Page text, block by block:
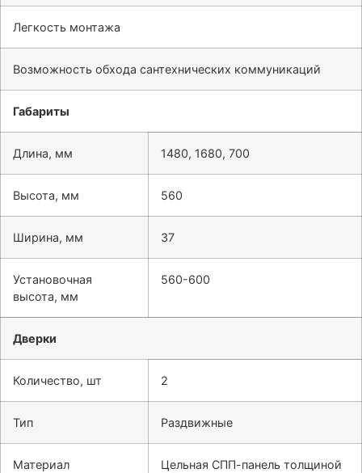
Легкость монтажа
Возможность обхода сантехнических коммуникаций
Габариты
Длина, мм 1480, 1680, 700
Высота, мм 560
Ширина, мм 37
Установочная
высота, мм
560-600
Дверки
Количество, шт 2
Тип Раздвижные
Материал
Цельная СПП-панель толщиной